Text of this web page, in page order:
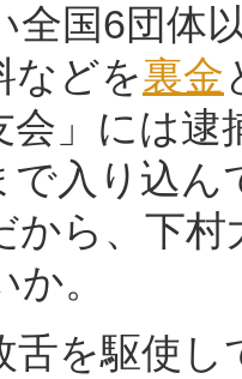
全国6団体
などを裏金
会」には
で入り込
から、下
。
を駆使し